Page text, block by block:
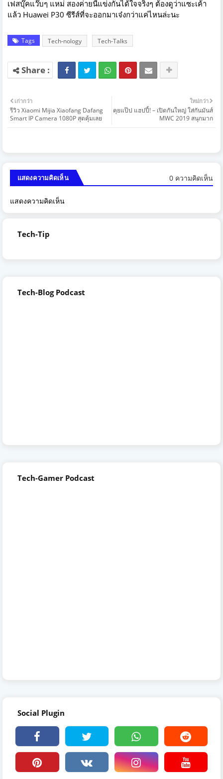
เฟสบุ๊คแว๊บๆ แหม่ สองค่ายนี้แข่งกันได้ใจจริงๆ ต้องดูว่าแซะเค้า
แล้ว Huawei P30 ซีรีส์ที่จะออกมาเจ๋งกว่าแค่ไหนล่ะนะ
Tags Tech-nology Tech-Talks
ใหม่กว่า
คุยแป๊ป แฮปปี้! – เปิดกันใหญ่ ใส่กันมันส์
MWC 2019 สนุกมาก
เก่ากว่า
รีวิว Xiaomi Mijia Xiaofang Dafang
Smart IP Camera 1080P สุดคุ้มเลย
แสดงความคิดเห็น 0 ความคิดเห็น
แสดงความคิดเห็น
Tech-Tip
Tech-Blog Podcast
Tech-Gamer Podcast
Social Plugin